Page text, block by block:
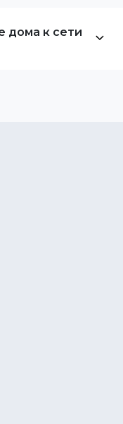
дома к сети